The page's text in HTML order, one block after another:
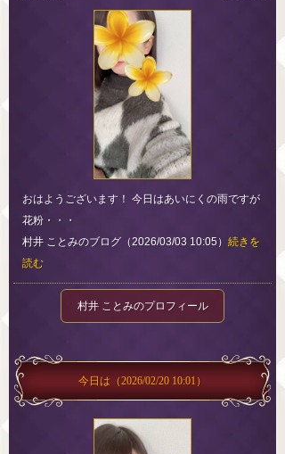
おはようございます！ 今日はあいにくの雨ですが
花粉・・・
村井 ことみのブログ（2026/03/03 10:05） 続きを
読む
村井 ことみのプロフィール
今日は （2026/02/20 10:01）